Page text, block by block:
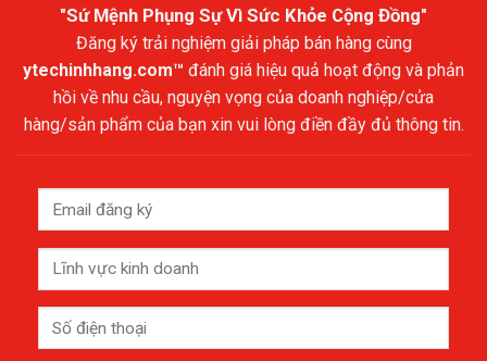
"Sứ Mệnh Phụng Sự Vì Sức Khỏe Cộng Đồng"
Đăng ký trải nghiệm giải pháp bán hàng cùng
ytechinhhang.com™ đánh giá hiệu quả hoạt động và phản
hồi về nhu cầu, nguyện vọng của doanh nghiệp/cửa
hàng/sản phẩm của bạn xin vui lòng điền đầy đủ thông tin.